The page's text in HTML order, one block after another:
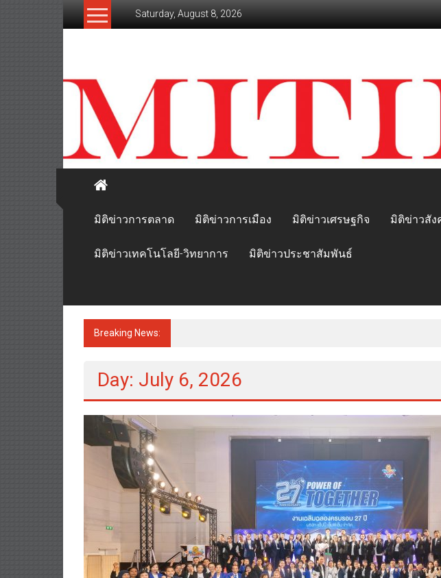
Saturday, August 8, 2026
สะท้อน
ลึก
ทุก
เหลี่ยม
มุม
เศรษฐกิจ-
การเมือง-
สังคม
มิติข่าวการตลาด
มิติข่าวการเมือง มิติข่าวเศรษฐกิจ มิติข่าวสั
มิติข่าวเทคโนโลยี-วิทยาการ มิติข่าวประชาสัมพันธ์
Breaking News:
Day: July 6, 2026